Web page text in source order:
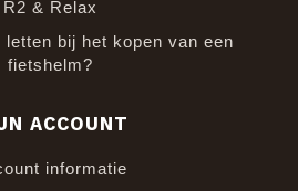
R2 & Relax
letten bij het kopen van een
fietshelm?
ACCOUNT
informatie